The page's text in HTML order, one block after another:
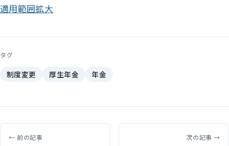
適用範囲拡大
タグ
制度変更 厚生年金 年金
← 前の記事 次の記事 →